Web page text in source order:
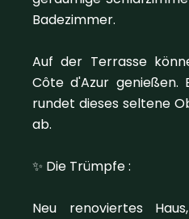
Badezimmer.
Auf der Terrasse
Côte d'Azur genießen.
rundet dieses seltene
ab.
✨ Die Trümpfe :
Neu renoviertes